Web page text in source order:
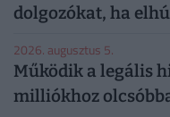
dolgozókat, ha
2026. augusztus 5.
Működik a legális
milliókhoz